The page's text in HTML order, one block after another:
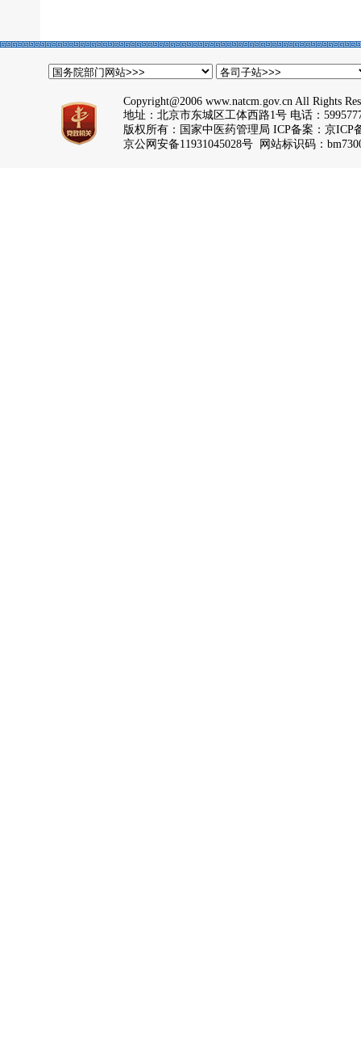
Copyright@2006 www.natcm.gov.cn All Rights
地址：北京市东城区工体西路1号 电话：
版权所有：国家中医药管理局 ICP备案： 京ICP
京公网安备11931045028号 网站标识码：